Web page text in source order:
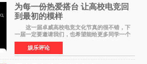
为每一份热爱搭台 让高校电竞回
到最初的模样
这一届卓威高校电竞文化节真的很不错，下
一届一定要邀请我们，也希望能给更多同学一个
来到现场的机会。 2026卓威高校电竞文化节
已经落下帷幕，在活动结束后，仍有不少高校电
竞社负责人和现
娱乐评论